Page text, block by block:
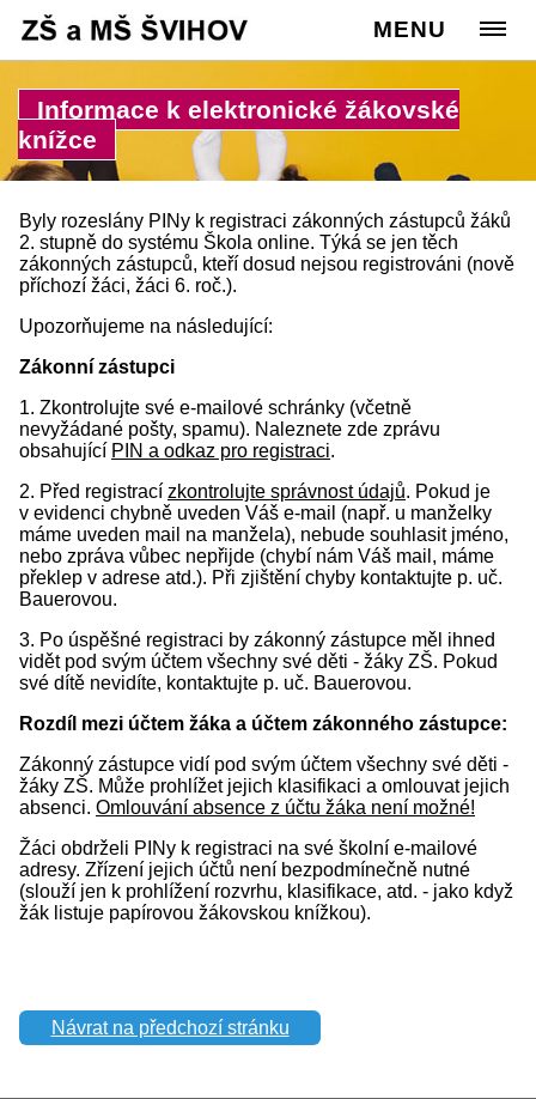
MENU
Informace k elektronické žákovské
knížce
Cesta:www.zssvihov.info
Škola>Ze života školy
Byly rozeslány PINy k registraci zákonných zástupců žáků
2. stupně do systému Škola online. Týká se jen těch
zákonných zástupců, kteří dosud nejsou registrováni (nově
příchozí žáci, žáci 6. roč.).
Upozorňujeme na následující:
Zákonní zástupci
1. Zkontrolujte své e-mailové schránky (včetně
nevyžádané pošty, spamu). Naleznete zde zprávu
obsahující PIN a odkaz pro registraci.
2. Před registrací zkontrolujte správnost údajů. Pokud je
v evidenci chybně uveden Váš e-mail (např. u manželky
máme uveden mail na manžela), nebude souhlasit jméno,
nebo zpráva vůbec nepřijde (chybí nám Váš mail, máme
překlep v adrese atd.). Při zjištění chyby kontaktujte p. uč.
Bauerovou.
3. Po úspěšné registraci by zákonný zástupce měl ihned
vidět pod svým účtem všechny své děti - žáky ZŠ. Pokud
své dítě nevidíte, kontaktujte p. uč. Bauerovou.
Rozdíl mezi účtem žáka a účtem zákonného zástupce:
Zákonný zástupce vidí pod svým účtem všechny své děti -
žáky ZŠ. Může prohlížet jejich klasifikaci a omlouvat jejich
absenci. Omlouvání absence z účtu žáka není možné!
Žáci obdrželi PINy k registraci na své školní e-mailové
adresy. Zřízení jejich účtů není bezpodmínečně nutné
(slouží jen k prohlížení rozvrhu, klasifikace, atd. - jako když
žák listuje papírovou žákovskou knížkou).
Návrat na předchozí stránku